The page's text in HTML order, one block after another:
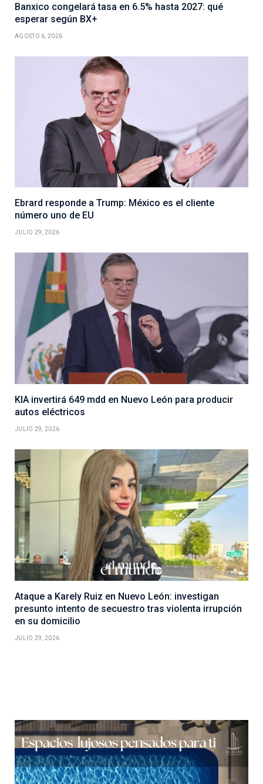
Banxico congelará tasa en 6.5% hasta 2027: qué
esperar según BX+
AGOSTO 6, 2026
Ebrard responde a Trump: México es el cliente
número uno de EU
JULIO 29, 2026
KIA invertirá 649 mdd en Nuevo León para producir
autos eléctricos
JULIO 29, 2026
Ataque a Karely Ruiz en Nuevo León: investigan
presunto intento de secuestro tras violenta irrupción
en su domicilio
JULIO 29, 2026